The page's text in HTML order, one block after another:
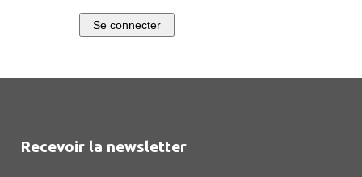
Se connecter
Recevoir la newsletter